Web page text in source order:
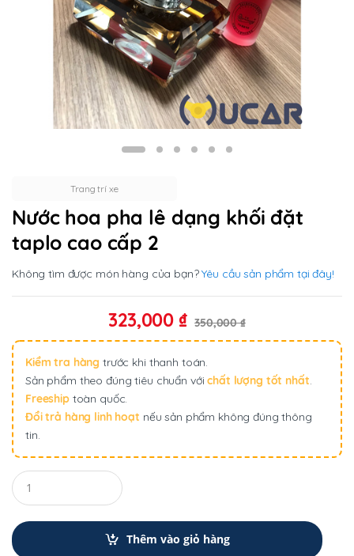
Trang trí xe
Nước hoa pha lê dạng khối đặt
taplo cao cấp 2
Không tìm được món hàng của bạn?Yêu cầu sản phẩm tại đây!
323,000 ₫ 350,000₫
Kiểm tra hàng trước khi thanh toán.
Sản phẩm theo đúng tiêu chuẩn vớichất lượng tốt nhất.
Freeshiptoàn quốc.
Đổi trả hàng linh hoạt nếu sản phẩm không đúng thông
tin.
Q
u
a
t
i
Thêm vào giỏ hàng